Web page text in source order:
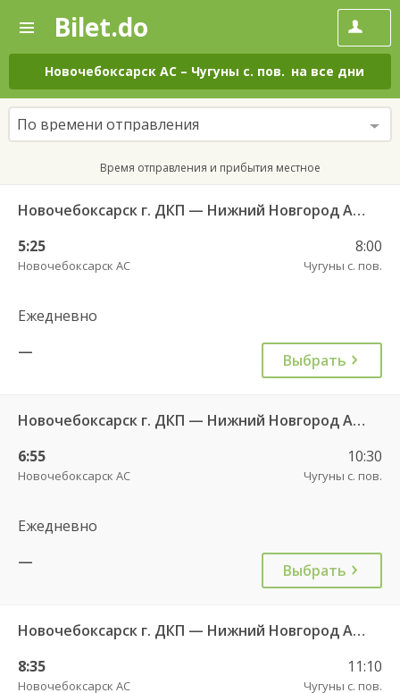
—
Поиск
и
покупка
билетов
на
автобус
онлайн
Bilet.do
Новочебоксарск АС – Чугуны с. пов. на все дни
По времени отправления
Время отправления и прибытия местное
Новочебоксарск г. ДКП — Нижний Новгород АВ Канавинский 7233
5:25
Новочебоксарск АС
8:00
Чугуны с. пов.
Ежедневно
—
Выбрать
Новочебоксарск г. ДКП — Нижний Новгород АВ Канавинский 7938
6:55
Новочебоксарск АС
10:30
Чугуны с. пов.
Ежедневно
—
Выбрать
Новочебоксарск г. ДКП — Нижний Новгород АВ Канавинский 7233
8:35
Новочебоксарск АС
11:10
Чугуны с. пов.